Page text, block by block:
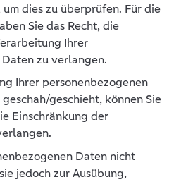
dies zu überprüfen. Für die
Sie das Recht, die
Ihrer
zu verlangen.
Ihrer personenbezogenen
geschieht, können Sie
Einschränkung der
Daten nicht
jedoch zur Ausübung,